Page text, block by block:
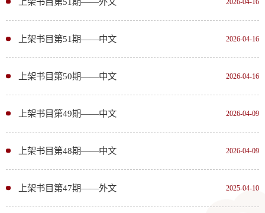
上架书目第51期——中文 2026-04-16
上架书目第50期——中文 2026-04-16
上架书目第49期——中文 2026-04-09
上架书目第48期——中文 2026-04-09
上架书目第47期——外文 2025-04-10